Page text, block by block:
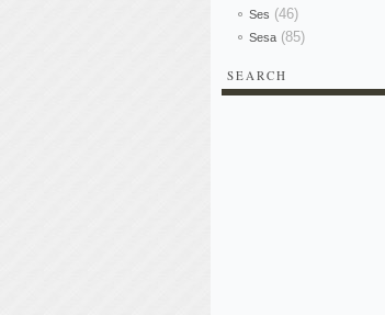
Ses (46)
Sesa (85)
SEARCH